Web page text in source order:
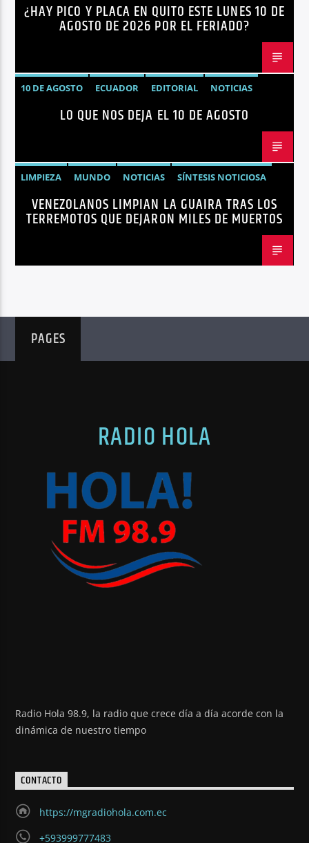
¿HAY PICO Y PLACA EN QUITO ESTE LUNES 10 DE
AGOSTO DE 2026 POR EL FERIADO?
10 DE AGOSTO ECUADOR EDITORIAL NOTICIAS
LO QUE NOS DEJA EL 10 DE AGOSTO
LIMPIEZA MUNDO NOTICIAS
SÍNTESIS NOTICIOSA
TERREMOTOS VENEZUELA
VENEZUELA
VENEZOLANOS LIMPIAN LA GUAIRA TRAS LOS
TERREMOTOS QUE DEJARON MILES DE MUERTOS
PAGES
RADIO HOLA
Radio Hola 98.9, la radio que crece día a día acorde con la
dinámica de nuestro tiempo
CONTACTO
https://mgradiohola.com.ec
+593999777483